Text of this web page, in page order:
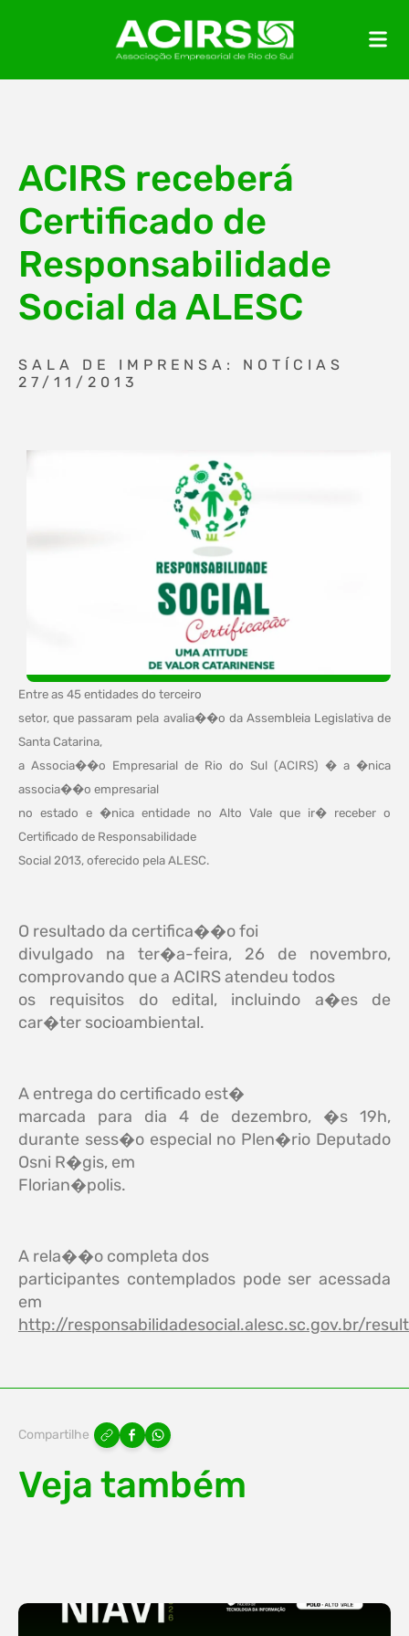
ACIRS receberá
Certificado de
Responsabilidade
Social da ALESC
SALA DE IMPRENSA: NOTÍCIAS
27/11/2013
Entre as 45 entidades do terceiro
setor, que passaram pela avalia��o da Assembleia Legislativa de
Santa Catarina,
a Associa��o Empresarial de Rio do Sul (ACIRS) � a �nica
associa��o empresarial
no estado e �nica entidade no Alto Vale que ir� receber o
Certificado de Responsabilidade
Social 2013, oferecido pela ALESC.
O resultado da certifica��o foi
divulgado na ter�a-feira, 26 de novembro,
comprovando que a ACIRS atendeu todos
os requisitos do edital, incluindo a�es de
car�ter socioambiental.
A entrega do certificado est�
marcada para dia 4 de dezembro, �s 19h,
durante sess�o especial no Plen�rio Deputado
Osni R�gis, em
Florian�polis.
A rela��o completa dos
participantes contemplados pode ser acessada
em
http://responsabilidadesocial.alesc.sc.gov.br/
Compartilhe
Veja também